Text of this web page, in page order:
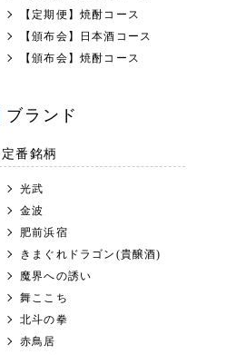
【定期便】焼酎コース
【頒布会】日本酒コース
【頒布会】焼酎コース
ブランド
定番銘柄
光武
金波
肥前浜宿
きまぐれドラゴン(貴醸酒)
魔界への誘い
舞ここち
北斗の拳
赤鳥居